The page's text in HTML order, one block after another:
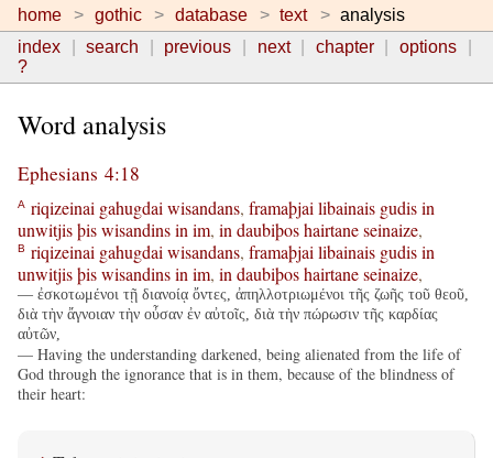
home gothic database text
analysis
index
search previous next chapter
options
?
Word analysis
Ephesians 4:18
A riqizeinai gahugdai wisandans, framaþjai libainais gudisin
unwitjisþiswisandinsin im, in daubiþoshairtaneseinaize,
B riqizeinai gahugdai wisandans, framaþjai libainais gudisin
unwitjisþiswisandinsin im, in daubiþoshairtaneseinaize,
— ἐσκοτωμένοι τῇ διανοίᾳ ὄντες, ἀπηλλοτριωμένοι τῆς ζωῆς τοῦ θεοῦ,
διὰ τὴν ἄγνοιαν τὴν οὖσαν ἐν αὐτοῖς, διὰ τὴν πώρωσιν τῆς καρδίας
αὐτῶν,
— Having the understanding darkened, being alienated from the life of
God through the ignorance that is in them, because of the blindness of
their heart: